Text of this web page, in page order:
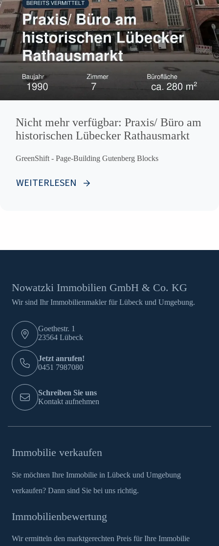
Nicht mehr verfügbar: Praxis/ Büro am
historischen Lübecker Rathausmarkt
GreenShift - Page-Building Gutenberg Blocks
WEITERLESEN
Nowatzki Immobilien GmbH & Co. KG
Wir sind Ihr Immobilienmakler für Lübeck und Umgebung.
Goethestr. 1
23564 Lübeck
Jetzt anrufen!
0451 7987080
Schreiben Sie uns
Kontakt aufnehmen
Immobilie verkaufen
Sie möchten Ihre Immobilie in Lübeck und Umgebung
verkaufen? Dann sind Sie bei uns richtig.
Immobilienbewertung
Wir ermitteln den marktgerechten Preis für Ihre Immobilie